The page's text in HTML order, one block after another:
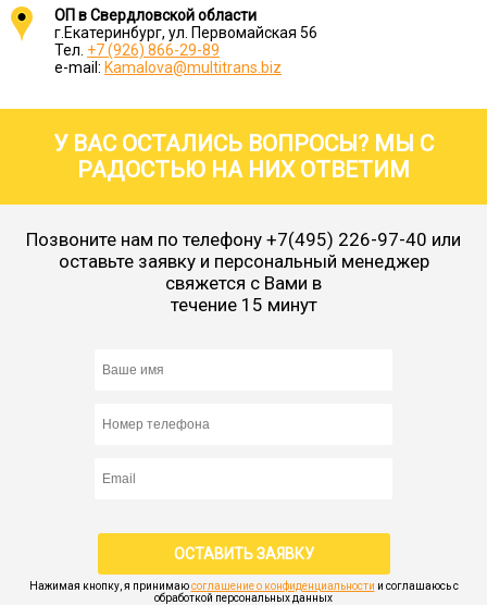
ОП в Свердловской области
г.Екатеринбург, ул. Первомайская 56
Тел. +7 (926) 866-29-89
e-mail: Kamalova@multitrans.biz
У ВАС ОСТАЛИСЬ ВОПРОСЫ? МЫ С
РАДОСТЬЮ НА НИХ ОТВЕТИМ
Позвоните нам по телефону +7(495) 226-97-40 или
оставьте заявку и персональный менеджер
свяжется с Вами в
течение 15 минут
Нажимая кнопку, я принимаюсоглашение о конфиденциальности и соглашаюсь с
обработкой персональных данных